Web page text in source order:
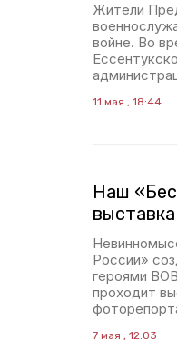
Жители
войне. Во
11 мая , 18:44
Наш
России»
героями
проходит
7 мая , 12:03